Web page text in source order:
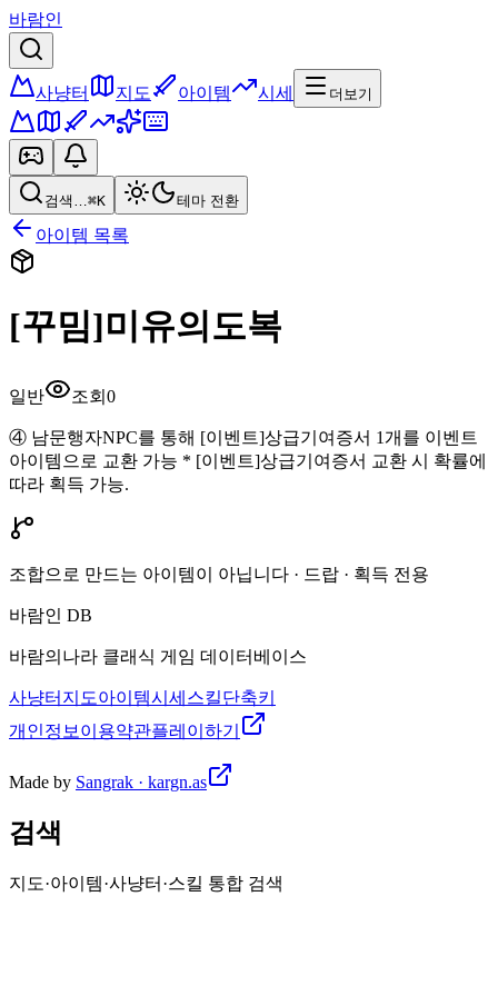
바람인
사냥터 지도 아이템 시세 더보기
검색…⌘K 테마 전환
아이템 목록
[꾸밈]미유의도복
일반 조회 0
④ 남문행자NPC를 통해 [이벤트]상급기여증서 1개를 이벤트
아이템으로 교환 가능 * [이벤트]상급기여증서 교환 시 확률에
따라 획득 가능.
조합으로 만드는 아이템이 아닙니다 · 드랍 · 획득 전용
바람인 DB
바람의나라 클래식 게임 데이터베이스
사냥터 지도아이템시세 스킬단축키
개인정보 이용약관플레이하기
Made by Sangrak · kargn.as
검색
지도·아이템·사냥터·스킬 통합 검색